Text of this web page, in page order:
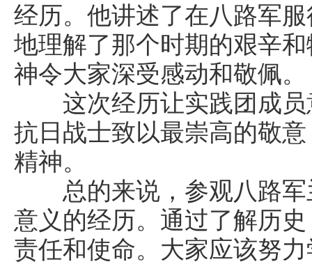
经历。他讲述了在八路军
地理解了那个时期的艰辛
神令大家深受感动和敬佩。
这次经历让实践团成员
抗日战士致以最崇高的敬
精神。
总的来说，参观八路军
意义的经历。通过了解历
责任和使命。大家应该努